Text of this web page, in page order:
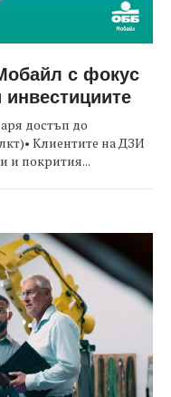
с фокус
достъп до
Клиентите на ДЗИ
и покрития...